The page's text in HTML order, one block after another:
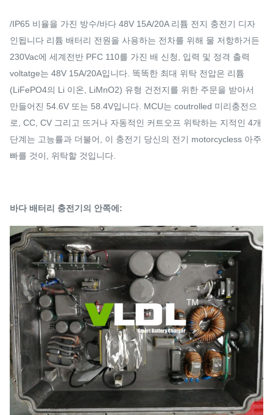
/IP65 비율을 가진 방수/바다 48V 15A/20A 리튬 전지 충전기 디자
인됩니다 리튬 배터리 전원을 사용하는 전차를 위해 물 저항하거든
230Vac에 세계전반 PFC 110를 가진 배 신청, 입력 및 정격 출력
voltatge는 48V 15A/20A입니다. 똑똑한 최대 위탁 전압은 리튬
(LiFePO4의 Li 이온, LiMnO2) 유형 건전지를 위한 주문을 받아서
만들어진 54.6V 또는 58.4V입니다. MCU는 coutrolled 미리충전으
로, CC, CV 그리고 뜨거나 자동적인 커트오프 위탁하는 지적인 4개
단계는 고능률과 더불어, 이 충전기 당신의 전기 motorcycless 아주
빠를 것이, 위탁할 것입니다.
바다 배터리 충전기의 안쪽에: